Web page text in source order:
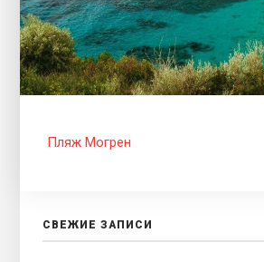
Пляж Могрен
СВЕЖИЕ ЗАПИСИ